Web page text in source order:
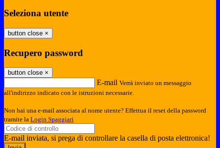
Seleziona utente
button close ×
Recupero password
button close ×
E-mail Verrà inviato un messaggio
all'indirizzo indicato con le istruzioni necessarie.
Non hai una e-mail associata al nome utente? Effettua il reset della password
tramite la Login Spaggiari
E-mail inviata, si prega di controllare la casella di posta elettronica!